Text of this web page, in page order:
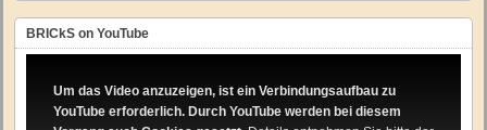
BRICkS on YouTube
Um das Video anzuzeigen, ist ein Verbindungsaufbau zu
YouTube erforderlich. Durch YouTube werden bei diesem